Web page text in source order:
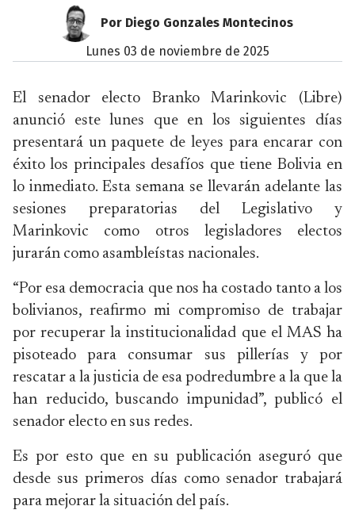
Por Diego Gonzales Montecinos
lunes 03 de noviembre de 2025
El senador electo Branko Marinkovic (Libre)
anunció este lunes que en los siguientes días
presentará un paquete de leyes para encarar con
éxito los principales desafíos que tiene Bolivia en
lo inmediato. Esta semana se llevarán adelante las
sesiones preparatorias del Legislativo y
Marinkovic como otros legisladores electos
jurarán como asambleístas nacionales.
“Por esa democracia que nos ha costado tanto a los
bolivianos, reafirmo mi compromiso de trabajar
por recuperar la institucionalidad que el MAS ha
pisoteado para consumar sus pillerías y por
rescatar a la justicia de esa podredumbre a la que la
han reducido, buscando impunidad”, publicó el
senador electo en sus redes.
Es por esto que en su publicación aseguró que
desde sus primeros días como senador trabajará
para mejorar la situación del país.